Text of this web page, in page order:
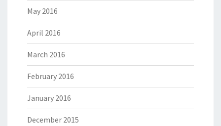
May 2016
April 2016
March 2016
February 2016
January 2016
December 2015